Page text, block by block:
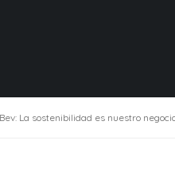
La sostenibilidad es nuestro